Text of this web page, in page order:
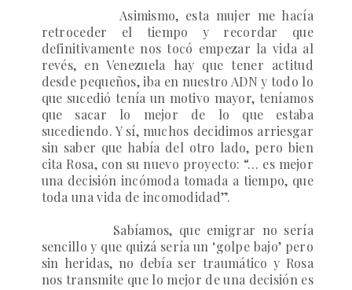
Asimismo, esta mujer me hacía
retroceder el tiempo y recordar que
definitivamente nos tocó empezar la vida al
revés, en Venezuela hay que tener actitud
desde pequeños, iba en nuestro ADN y todo lo
que sucedió tenía un motivo mayor, teníamos
que sacar lo mejor de lo que estaba
sucediendo. Y sí, muchos decidimos arriesgar
sin saber que había del otro lado, pero bien
cita Rosa, con su nuevo proyecto: “… es mejor
una decisión incómoda tomada a tiempo, que
toda una vida de incomodidad”.
Sabíamos, que emigrar no sería
sencillo y que quizá sería un ‘golpe bajo’ pero
sin heridas, no debía ser traumático y Rosa
nos transmite que lo mejor de una decisión es